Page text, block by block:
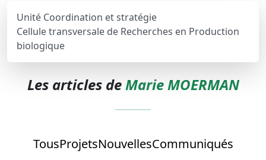
Unité Coordination et stratégie
Cellule transversale de Recherches en Production
biologique
Les articles deMarie MOERMAN
TousProjetsNouvellesCommuniqués